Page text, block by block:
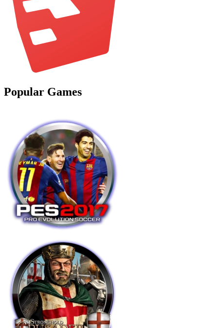
Popular Games